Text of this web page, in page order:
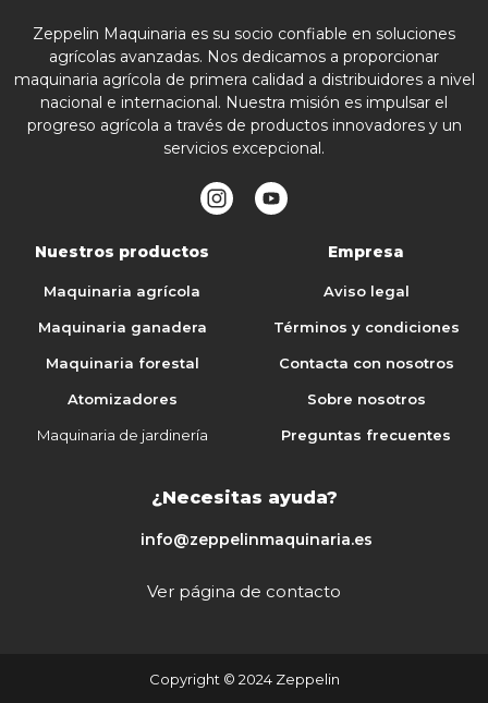
Zeppelin Maquinaria es su socio confiable en soluciones
agrícolas avanzadas. Nos dedicamos a proporcionar
maquinaria agrícola de primera calidad a distribuidores a nivel
nacional e internacional. Nuestra misión es impulsar el
progreso agrícola a través de productos innovadores y un
servicios excepcional.
Nuestros productos
Maquinaria agrícola
Maquinaria ganadera
Maquinaria forestal
Atomizadores
Maquinaria de jardinería
Empresa
Aviso legal
Términos y condiciones
Contacta con nosotros
Sobre nosotros
Preguntas frecuentes
¿Necesitas ayuda?
info@zeppelinmaquinaria.es
Ver página de contacto
Copyright © 2024 Zeppelin